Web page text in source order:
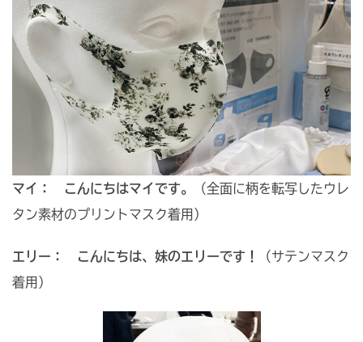
マイ： こんにちはマイです。
（全面に柄を転写したウレ
タン素材のプリントマスク着用）
エリー： こんにちは、妹のエリーです！
（サテンマスク
着用）